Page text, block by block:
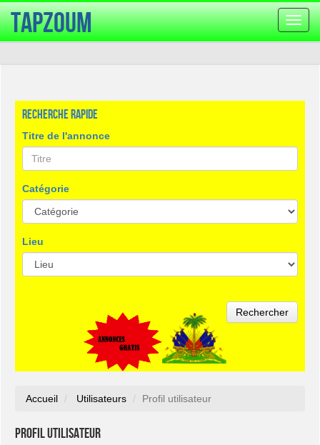
la
TapZoum
Recherche rapide
Titre de l'annonce
Catégorie
Lieu
Rechercher
Accueil Utilisateurs Profil utilisateur
Profil utilisateur